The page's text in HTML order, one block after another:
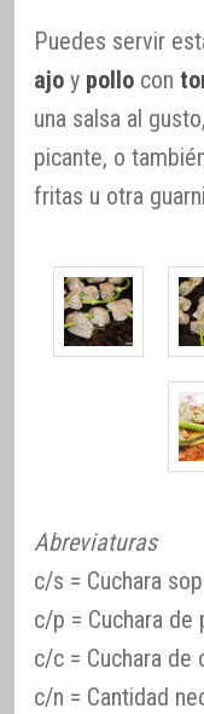
Puedes servir
ajo y pollo con
una salsa al
picante, o
fritas u otra
Abreviaturas
c/s = Cuchara
c/p = Cuchara de
c/c = Cuchara de
c/n = Cantidad